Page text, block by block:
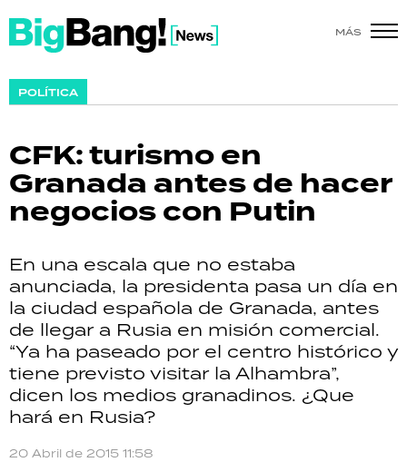
MÁS
POLÍTICA
CFK: turismo en
Granada antes de hacer
negocios con Putin
En una escala que no estaba
anunciada, la presidenta pasa un día en
la ciudad española de Granada, antes
de llegar a Rusia en misión comercial.
“Ya ha paseado por el centro histórico y
tiene previsto visitar la Alhambra”,
dicen los medios granadinos. ¿Que
hará en Rusia?
20 Abril de 2015 11:58
SHOW
ACTUALIDAD
POLICIALES
ECONOMÍA
GRAN HERMANO
SALUD
DEPORTES
TECNOLOGÍA